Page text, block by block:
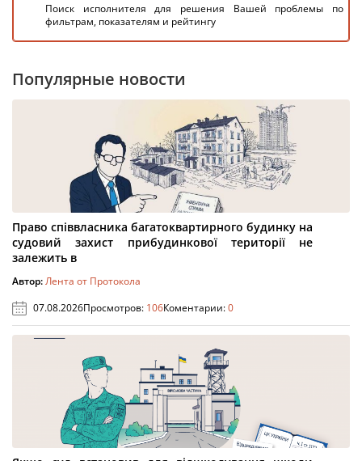
Поиск исполнителя для решения Вашей проблемы по
фильтрам, показателям и рейтингу
Популярные новости
Право співвласника багатоквартирного будинку на
судовий захист прибудинкової території не
залежить в
Автор:Лента от Протокола
07.08.2026Просмотров: 106Коментарии:0